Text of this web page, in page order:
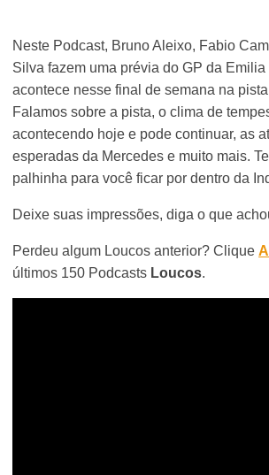
Neste Podcast, Bruno Aleixo, Fabio
Silva fazem uma prévia do GP da
acontece nesse final de semana na
Falamos sobre a pista, o clima de
acontecendo hoje e pode continuar, as
esperadas da Mercedes e muito mais.
palhinha para você ficar por dentro da
Deixe suas impressões, diga o que
Perdeu algum Loucos anterior? Clique
últimos 150 Podcasts Loucos.